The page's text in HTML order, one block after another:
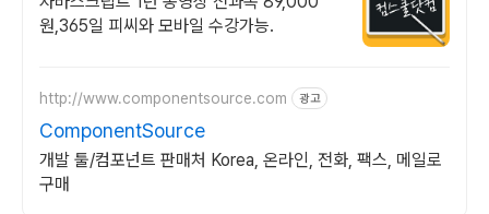
원,365일 피씨와 모바일 수강가능.
http://www.componentsource.com 광고
ComponentSource
개발 툴/컴포넌트 판매처 Korea, 온라인, 전화, 팩스, 메일로
구매